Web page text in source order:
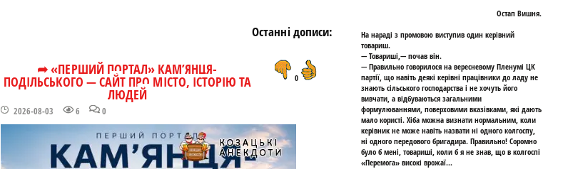
Останні дописи:
➦ «ПЕРШИЙ ПОРТАЛ» КАМ’ЯНЦЯ-
ПОДІЛЬСЬКОГО — САЙТ ПРО МІСТО, ІСТОРІЮ ТА
ЛЮДЕЙ
2026-08-03 6 0
0
Остап Вишня.
На нараді з промовою виступив один керівний
товариш.
— Товариші,— почав він.
— Правильно говорилося на вересневому Пленумі ЦК
партії, що навіть деякі керівні працівники до ладу не
знають сільського господарства і не хочуть його
вивчати, а відбуваються загальними
формулюваннями, поверховими вказівками, які дають
мало користі. Хіба можна визнати нормальним, коли
керівник не може навіть назвати ні одного колгоспу,
ні одного передового бригадира. Правильно! Соромно
було б мені, товариші, коли б я не знав, що в колгоспі
«Перемога» високі врожаї...